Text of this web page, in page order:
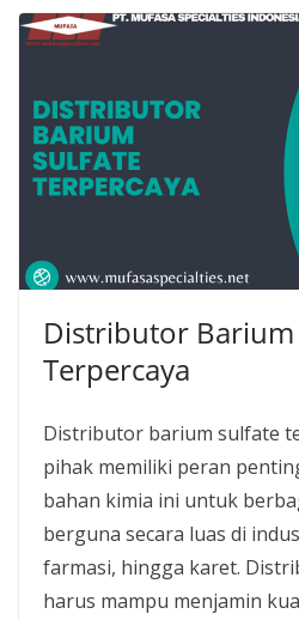
Distributor Barium
Terpercaya
Distributor barium sulfate
pihak memiliki peran
bahan kimia ini untuk
berguna secara luas di
farmasi, hingga karet.
harus mampu menjamin